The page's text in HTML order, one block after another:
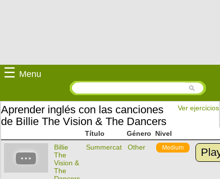
☰ Menu
Ver ejercicios
Aprender inglés con las canciones
de Billie The Vision & The Dancers
Título Género
Nivel
Billie
The
Vision &
The
Summercat Other Medium